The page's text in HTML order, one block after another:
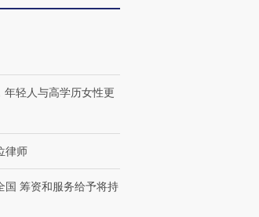
呈现】寻找100种
CFO：不靠规模取胜，华
年轻人与高学历女性更
律师
国 筹资和服务给予将持